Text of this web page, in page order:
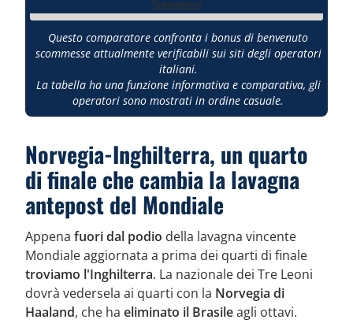
Scommesse
Questo comparatore confronta i bonus di benvenuto
scommesse attualmente verificabili sui siti degli operatori
italiani.
La tabella ha una funzione informativa e comparativa, gli
operatori sono mostrati in ordine casuale.
Norvegia-Inghilterra, un quarto
di finale che cambia la lavagna
antepost del Mondiale
Appena fuori dal podio della lavagna vincente
Mondiale aggiornata a prima dei quarti di finale
troviamo l'Inghilterra. La nazionale dei Tre Leoni
dovrà vedersela ai quarti con la Norvegia di
Haaland, che ha eliminato il Brasileagli ottavi.